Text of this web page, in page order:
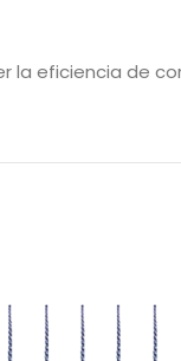
eficiencia de